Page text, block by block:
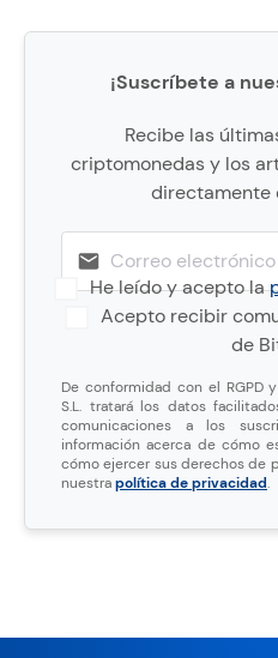
¡Suscríbete a
Recibe las
criptomonedas y los
directamente
He leído y acepto la
Acepto recibir
de
De conformidad con el RGPD y
S.L. tratará los datos
comunicaciones a los
información acerca de cómo
cómo ejercer sus derechos de
nuestrapolítica de privacidad.